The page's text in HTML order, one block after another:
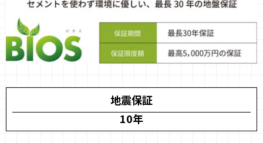
地震保証
10年